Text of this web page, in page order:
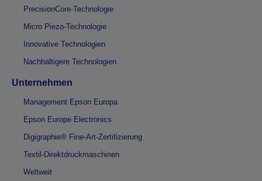
PrecisionCore-Technologie
Micro Piezo-Technologie
Innovative Technologien
Nachhaltigere Technologien
Unternehmen
Management Epson Europa
Epson Europe Electronics
Digigraphie® Fine-Art-Zertifizierung
Textil-Direktdruckmaschinen
Weltweit